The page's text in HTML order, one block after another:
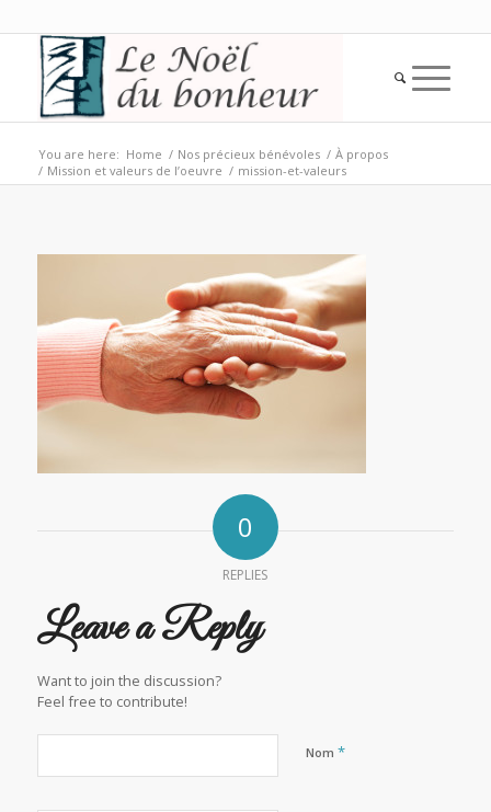
You are here: Home / Nos précieux bénévoles / À propos
/ Mission et valeurs de l’oeuvre / mission-et-valeurs
0
REPLIES
Leave a Reply
Want to join the discussion?
Feel free to contribute!
Nom *